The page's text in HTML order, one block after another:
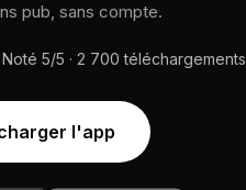
pub, sans compte.
Noté 5/5 · 2 700 téléchargements
l'app